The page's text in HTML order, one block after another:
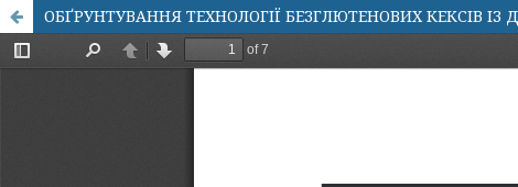
ОБҐРУНТУВАННЯ ТЕХНОЛОГІЇ БЕЗГЛЮТЕНОВИХ КЕКСІВ